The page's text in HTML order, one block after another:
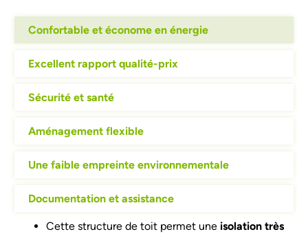
Confortable et économe en énergie
Excellent rapport qualité-prix
Sécurité et santé
Aménagement flexible
Une faible empreinte environnementale
Documentation et assistance
Cette structure de toit permet une isolation très